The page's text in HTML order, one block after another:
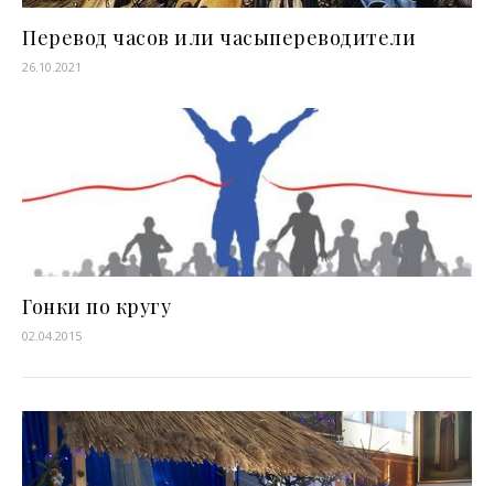
Перевод часов или часыпереводители
26.10.2021
Гонки по кругу
02.04.2015